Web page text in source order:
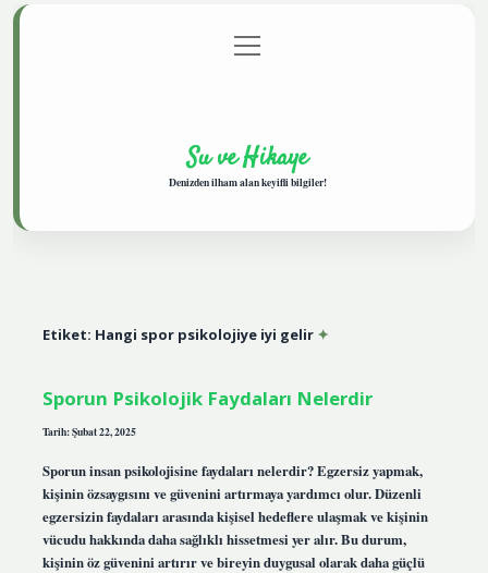
Gizlilik Politikası
menüyü
aç
Su ve Hikaye
Denizden ilham alan keyifli bilgiler!
Etiket: Hangi spor psikolojiye iyi gelir
Sporun Psikolojik Faydaları Nelerdir
Tarih: Şubat 22, 2025
Sporun insan psikolojisine faydaları nelerdir? Egzersiz yapmak,
kişinin özsaygısını ve güvenini artırmaya yardımcı olur. Düzenli
egzersizin faydaları arasında kişisel hedeflere ulaşmak ve kişinin
vücudu hakkında daha sağlıklı hissetmesi yer alır. Bu durum,
kişinin öz güvenini artırır ve bireyin duygusal olarak daha güçlü